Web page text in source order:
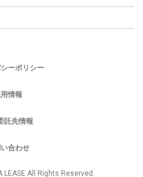
ーポリシー
情報
託先情報
合わせ
LEASE All Rights Reserved.